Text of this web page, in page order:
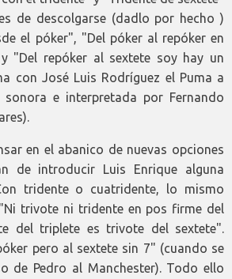
de descolgarse (dadlo por hecho )
el póker", "Del póker al repóker en
"Del repóker al sextete soy hay un
con José Luis Rodríguez el Puma a
e interpretada por Fernando
en el abanico de nuevas opciones
de introducir Luis Enrique alguna
tridente o cuatridente, lo mismo
trivote ni tridente en pos firme del
del triplete es trivote del sextete".
pero al sextete sin 7" (cuando se
de Pedro al Manchester). Todo ello